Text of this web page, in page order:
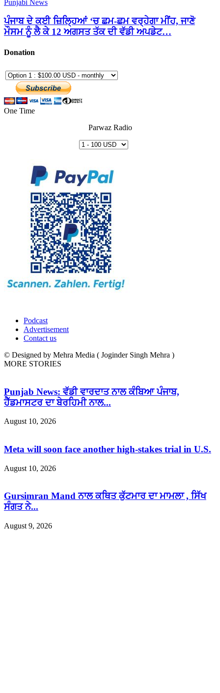
Punjabi News
ਪੰਜਾਬ ਦੇ ਕਈ ਜ਼ਿਲ੍ਹਿਆਂ ‘ਚ ਛਮ-ਛਮ ਵਰ੍ਹੇਗਾ ਮੀਂਹ, ਜਾਣੋ
ਮੌਸਮ ਨੂੰ ਲੈ ਕੇ 12 ਅਗਸਤ ਤੱਕ ਦੀ ਵੱਡੀ ਅਪਡੇਟ…
Donation
One Time
Parwaz Radio
Podcast
Advertisement
Contact us
© Designed by Mehra Media ( Joginder Singh Mehra )
MORE STORIES
Punjab News: ਵੱਡੀ ਵਾਰਦਾਤ ਨਾਲ ਕੰਬਿਆ ਪੰਜਾਬ,
ਹੈੱਡਮਾਸਟਰ ਦਾ ਬੇਰਹਿਮੀ ਨਾਲ...
August 10, 2026
Meta will soon face another high-stakes trial in U.S.
August 10, 2026
Gursimran Mand ਨਾਲ ਕਥਿਤ ਕੁੱਟਮਾਰ ਦਾ ਮਾਮਲਾ , ਸਿੱਖ
ਸੰਗਤ ਨੇ...
August 9, 2026